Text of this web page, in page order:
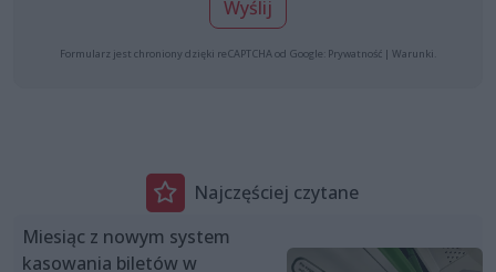
Wyślij
Formularz jest chroniony dzięki reCAPTCHA od Google: Prywatność | Warunki
Najczęściej czytane
Miesiąc z nowym system
kasowania biletów w